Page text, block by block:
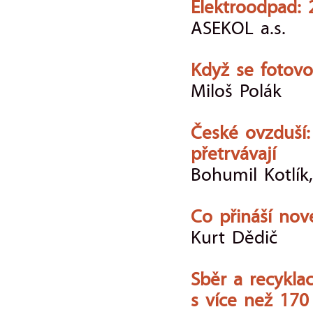
Elektroodpad:
ASEKOL a.s.
Když se
Miloš Polák
České
přetrvávají
Bohumil
Co přináší
Kurt Dědič
Sběr a
s více než